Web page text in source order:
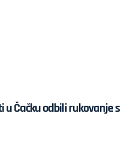
Čačku odbili rukovanje s